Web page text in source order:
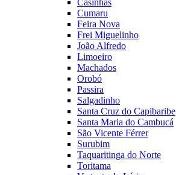
Casinhas
Cumaru
Feira Nova
Frei Miguelinho
João Alfredo
Limoeiro
Machados
Orobó
Passira
Salgadinho
Santa Cruz do Capibaribe
Santa Maria do Cambucá
São Vicente Férrer
Surubim
Taquaritinga do Norte
Toritama